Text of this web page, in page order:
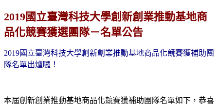
2019國立臺灣科技大學創新創業推動基地商
品化競賽獲選團隊－名單公告
2019國立臺灣科技大學創新創業推動基地商品化競賽獲補助團
隊名單出爐囉！
本屆創新創業推動基地商品化競賽獲補助團隊名單如下，恭喜